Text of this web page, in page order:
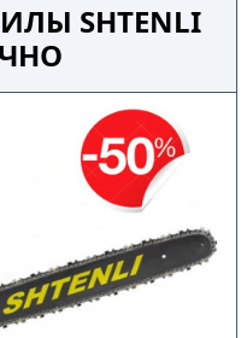
SHTENLI